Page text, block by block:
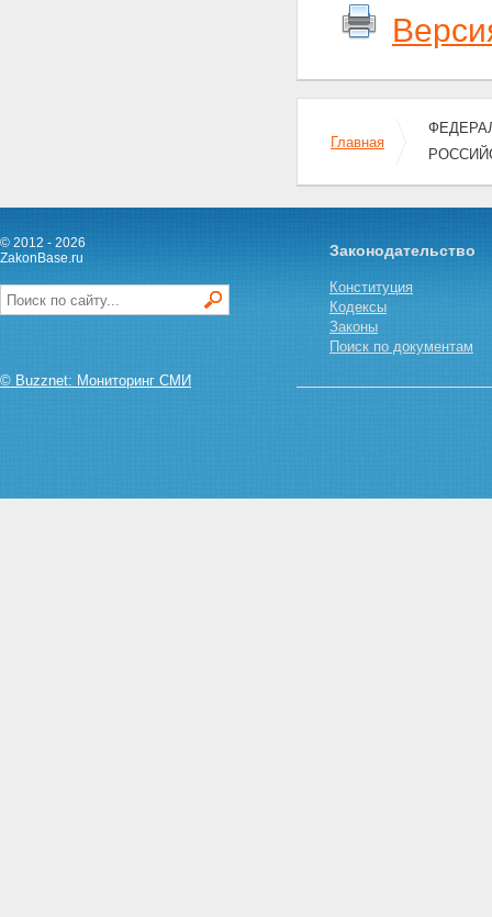
Главная
© 2012 - 2026
ZakonBase.ru
© Buzznet: Мониторинг СМИ
Законодательство
Конституция
Кодексы
Законы
Поиск по документам